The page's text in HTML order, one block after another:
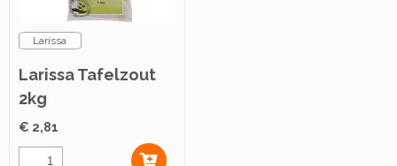
Larissa
Larissa Tafelzout
2kg
€ 2,81